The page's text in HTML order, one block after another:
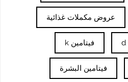
عروض مكملات غذائية
فيتامين k
فيتامين البشرة